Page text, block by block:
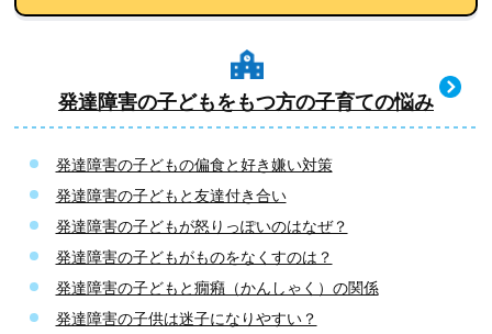
発達障害の子どもをもつ方の子育ての悩み
発達障害の子どもの偏食と好き嫌い対策
発達障害の子どもと友達付き合い
発達障害の子どもが怒りっぽいのはなぜ？
発達障害の子どもがものをなくすのは？
発達障害の子どもと癇癪（かんしゃく）の関係
発達障害の子供は迷子になりやすい？